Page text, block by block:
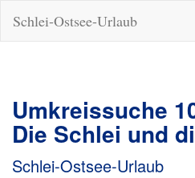
Schlei-Ostsee-Urlaub
Umkreissuche
Die Schlei und
Schlei-Ostsee-Urlaub